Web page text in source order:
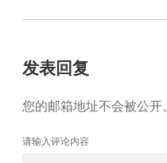
发表回复
您的邮箱地址不会被公开。
请输入评论内容